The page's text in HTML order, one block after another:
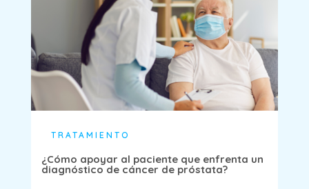
TRATAMIENTO
¿Cómo apoyar al paciente que enfrenta un
diagnóstico de cáncer de próstata?